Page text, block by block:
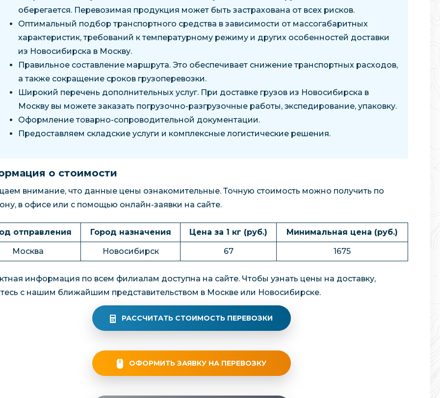
оберегается. Перевозимая продукция может быть застрахована от всех рисков.
Оптимальный подбор транспортного средства в зависимости от массогабаритных
характеристик, требований к температурному режиму и других особенностей доставки
из Новосибирска в Москву.
Правильное составление маршрута. Это обеспечивает снижение транспортных расходов,
а также сокращение сроков грузоперевозки.
Широкий перечень дополнительных услуг. При доставке грузов из Новосибирска в
Москву вы можете заказать погрузочно-разгрузочные работы, экспедирование, упаковку.
Оформление товарно-сопроводительной документации.
Предоставляем складские услуги и комплексные логистические решения.
о стоимости
внимание, что данные цены ознакомительные. Точную стоимость можно получить по
в офисе или с помощью онлайн-заявки на сайте.
отправления Город назначения Цена за 1 кг (руб.) Минимальная цена (руб.)
Москва Новосибирск 67 1675
информация по всем филиалам доступна на сайте. Чтобы узнать цены на доставку,
с нашим ближайшим представительством в Москве или Новосибирске.
РАССЧИТАТЬ СТОИМОСТЬ ПЕРЕВОЗКИ
ОФОРМИТЬ ЗАЯВКУ НА ПЕРЕВОЗКУ